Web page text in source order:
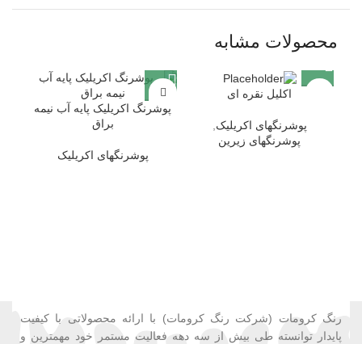
محصولات مشابه
اکلیل نقره ای
پوشرنگهای اکریلیک
پوشرنگهای زیرین
پوشرنگ اکریلیک پایه آب نیمه
براق
پوشرنگهای اکریلیک
رنگ کرومات (شرکت رنگ کرومات) با ارائه محصولاتی با کیفیت
پایدار توانسته طی بیش از سه دهه فعالیت مستمر خود مهمترین و